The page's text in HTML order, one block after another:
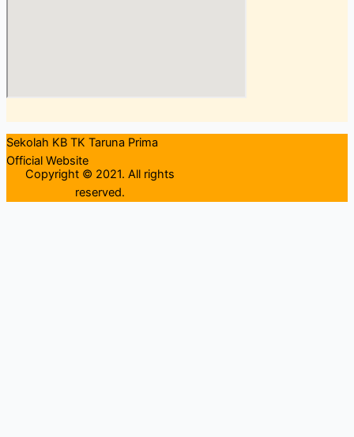
Sekolah KB TK Taruna Prima
Official Website
Copyright © 2021. All rights
reserved.